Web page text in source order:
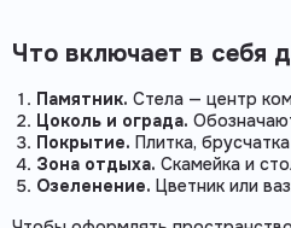
Что включает в себя
Памятник. Стела — центр
Цоколь и ограда.
Покрытие. Плитка,
Зона отдыха. Скамейка и
Озеленение. Цветник или